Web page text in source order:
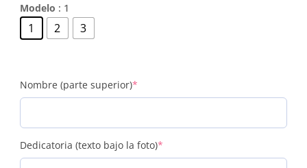
Modelo : 1
1 2 3
Nombre (parte superior)*(required)
Dedicatoria (texto bajo la foto)*(required)